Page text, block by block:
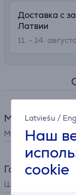
Latviešu /
Наш
cookie
Доставка с
Латвии
11. - 14.
Мощность
Мощность
Габариты
Ширина